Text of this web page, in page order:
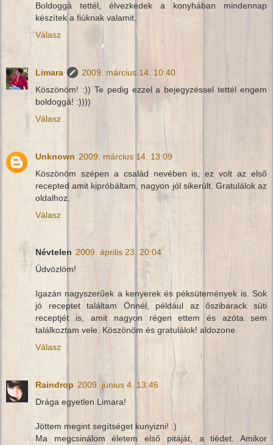
Boldoggá tettél, élvezkedek a konyhában mindennap
készítek a fiúknak valamit.
Válasz
Limara
2009. március 14. 10:40
Köszönöm! :)) Te pedig ezzel a bejegyzéssel tettél engem
boldoggá! :))))
Válasz
Unknown 2009. március 14. 13:09
Köszönöm szépen a család nevében is, ez volt az első
recepted amit kipróbáltam, nagyon jól sikerült. Gratulálok az
oldalhoz.
Válasz
Névtelen 2009. április 23. 20:04
Üdvözlöm!
Igazán nagyszerűek a kenyerek és péksütemények is. Sok
jó receptet találtam Önnél, például az őszibarack süti
receptjét is, amit nagyon régen ettem és azóta sem
találkoztam vele. Köszönöm és gratulálok! aldozone
Válasz
Raindrop 2009. június 4. 13:46
Drága egyetlen Limara!
Jöttem megint segítséget kunyizni! :)
Ma megcsinálom életem első pitáját, a tiédet. Amikor